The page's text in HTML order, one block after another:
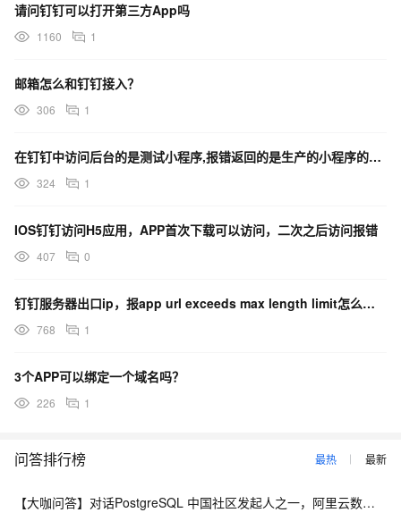
请问钉钉可以打开第三方App吗
1160 1
邮箱怎么和钉钉接入？
306 1
在钉钉中访问后台的是测试小程序,报错返回的是生产的小程序的app_key，如何解决？
324 1
IOS钉钉访问H5应用，APP首次下载可以访问，二次之后访问报错
407 0
钉钉服务器出口ip，报app url exceeds max length limit怎么办？
768 1
3个APP可以绑定一个域名吗？
226 1
问答排行榜 最热 最新
【大咖问答】对话PostgreSQL 中国社区发起人之一，阿里云数据库高级专家 德哥